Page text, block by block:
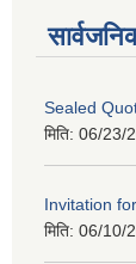
Sealed
मिति: 06/23/
Invitation
मिति: 06/10/